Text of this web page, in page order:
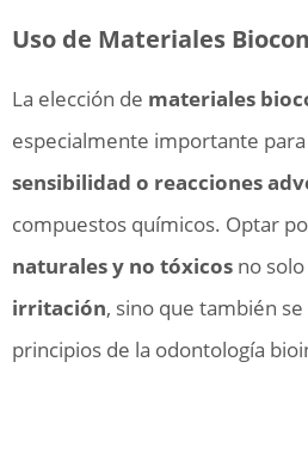
Uso de Materiales
La elección de materiales
especialmente importante
sensibilidad o reacciones
compuestos químicos. Optar
naturales y no tóxicos no solo
irritación, sino que también
principios de la odontología